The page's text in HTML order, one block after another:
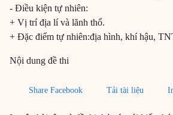
- Điều kiện tự nhiên:
+ Vị trí địa lí và lãnh thổ.
+ Đặc điểm tự nhiên:địa hình, khí hậu,
Nội dung đề thi
Share Facebook Tải tài liệu